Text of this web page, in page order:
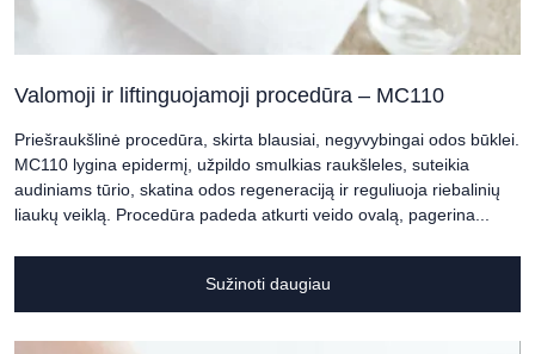
Valomoji ir liftinguojamoji procedūra – MC110
Priešraukšlinė procedūra, skirta blausiai, negyvybingai odos būklei.
MC110 lygina epidermį, užpildo smulkias raukšleles, suteikia
audiniams tūrio, skatina odos regeneraciją ir reguliuoja riebalinių
liaukų veiklą. Procedūra padeda atkurti veido ovalą, pagerina...
Sužinoti daugiau